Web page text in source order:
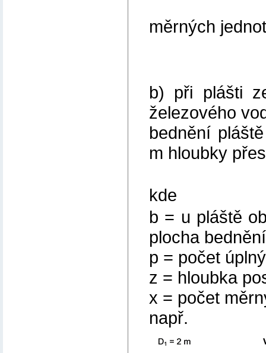
měrných
b) při plášti
železového
bednění
m hloubky
kde
b = u pláště
plocha
p = počet
z = hloubka
x = počet
např.